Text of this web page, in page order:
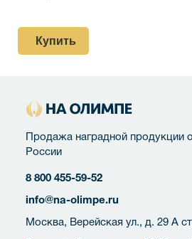
Купить
Продажа наградной продукции
России
8 800 455-59-52
info@na-olimpe.ru
Москва, Верейская ул., д. 29 А